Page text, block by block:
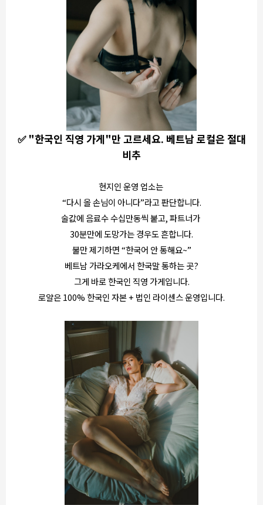
✅ "한국인 직영 가게"만 고르세요. 베트남 로컬은 절대
비추
현지인 운영 업소는
“다시 올 손님이 아니다”라고 판단합니다.
술값에 음료수 수십만동씩 붙고, 파트너가
30분만에 도망가는 경우도 흔합니다.
불만 제기하면 “한국어 안 통해요~”
베트남 가라오케에서 한국말 통하는 곳?
그게 바로 한국인 직영 가게입니다.
로얄은 100% 한국인 자본 + 법인 라이센스 운영입니다.